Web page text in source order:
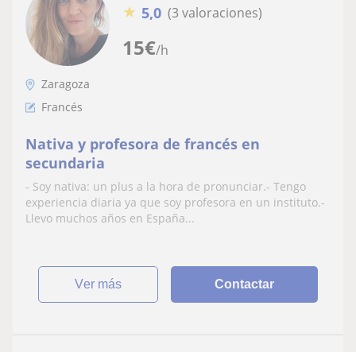
15€/h
★ 5,0 (3 valoraciones)
Zaragoza
Francés
Nativa y profesora de francés en
secundaria
- Soy nativa: un plus a la hora de pronunciar.- Tengo
experiencia diaria ya que soy profesora en un instituto.-
Llevo muchos años en España...
ver más Contactar